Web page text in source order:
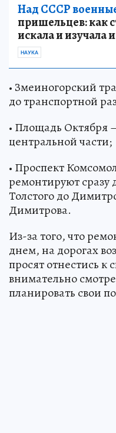
Над СССР
пришельцев: как
искала и изучала
НАУКА
• Змеиногорский
до транспортной
• Площадь Октября
центральной части;
• Проспект
ремонтируют сразу
Толстого до
Димитрова.
Из-за того, что
днем, на дорогах
просят отнестись
внимательно
планировать свои